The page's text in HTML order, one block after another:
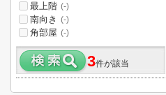
最上階 (-)
南向き (-)
角部屋 (-)
3件が該当